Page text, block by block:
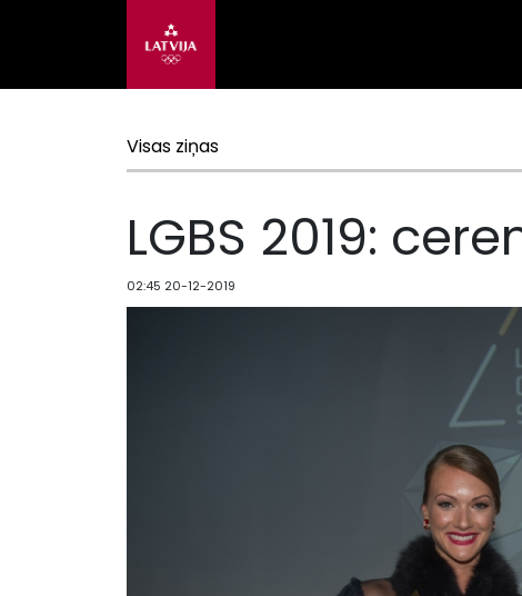
Visas ziņas
LGBS 2019:
02:45 20-12-2019